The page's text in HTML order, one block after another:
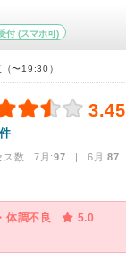
付(スマホ可)
（〜19:30）
3.45
ス数 7月:97 | 6月:87
体調不良
5.0